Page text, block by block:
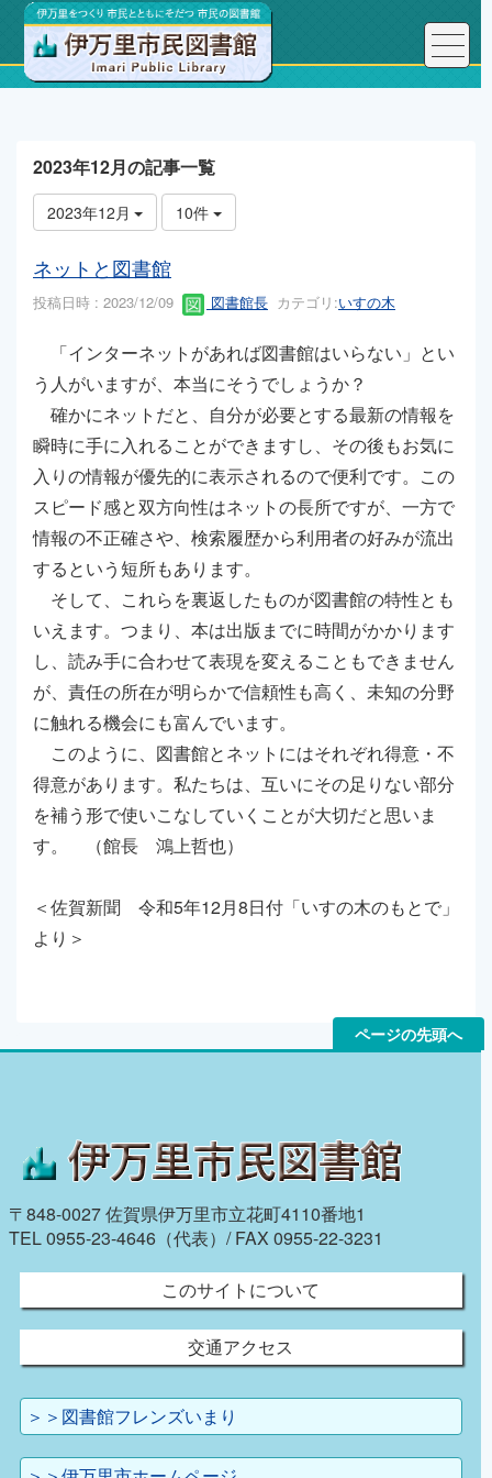
トップページ こんにちは、図書館長です！
2023年12月の記事一覧
2023年12月 10件
ネットと図書館
投稿日時 : 2023/12/09 図書館長 カテゴリ:いすの木
「インターネットがあれば図書館はいらない」とい
う人がいますが、本当にそうでしょうか？
確かにネットだと、自分が必要とする最新の情報を
瞬時に手に入れることができますし、その後もお気に
入りの情報が優先的に表示されるので便利です。この
スピード感と双方向性はネットの長所ですが、一方で
情報の不正確さや、検索履歴から利用者の好みが流出
するという短所もあります。
そして、これらを裏返したものが図書館の特性とも
いえます。つまり、本は出版までに時間がかかります
し、読み手に合わせて表現を変えることもできません
が、責任の所在が明らかで信頼性も高く、未知の分野
に触れる機会にも富んでいます。
このように、図書館とネットにはそれぞれ得意・不
得意があります。私たちは、互いにその足りない部分
を補う形で使いこなしていくことが大切だと思いま
す。 （館長 鴻上哲也）
＜佐賀新聞 令和5年12月8日付「いすの木のもとで」
より＞
ページの先頭へ
〒848-0027 佐賀県伊万里市立花町4110番地1
TEL 0955-23-4646（代表）/ FAX 0955-22-3231
このサイトについて
交通アクセス
＞＞図書館フレンズいまり